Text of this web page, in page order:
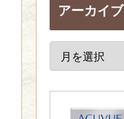
アーカイブ